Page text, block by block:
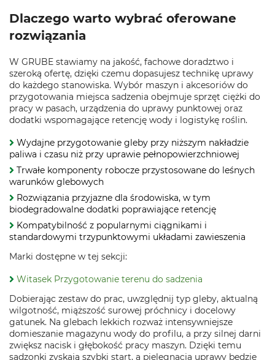
Dlaczego warto wybrać oferowane
rozwiązania
W GRUBE stawiamy na jakość, fachowe doradztwo i
szeroką ofertę, dzięki czemu dopasujesz technikę uprawy
do każdego stanowiska. Wybór maszyn i akcesoriów do
przygotowania miejsca sadzenia obejmuje sprzęt ciężki do
pracy w pasach, urządzenia do uprawy punktowej oraz
dodatki wspomagające retencję wody i logistykę roślin.
Wydajne przygotowanie gleby przy niższym nakładzie
paliwa i czasu niż przy uprawie pełnopowierzchniowej
Trwałe komponenty robocze przystosowane do leśnych
warunków glebowych
Rozwiązania przyjazne dla środowiska, w tym
biodegradowalne dodatki poprawiające retencję
Kompatybilność z popularnymi ciągnikami i
standardowymi trzypunktowymi układami zawieszenia
Marki dostępne w tej sekcji:
Witasek Przygotowanie terenu do sadzenia
Dobierając zestaw do prac, uwzględnij typ gleby, aktualną
wilgotność, miąższość surowej próchnicy i docelowy
gatunek. Na glebach lekkich rozważ intensywniejsze
domieszanie magazynu wody do profilu, a przy silnej darni
zwiększ nacisk i głębokość pracy maszyn. Dzięki temu
sadzonki zyskają szybki start, a pielęgnacja uprawy będzie